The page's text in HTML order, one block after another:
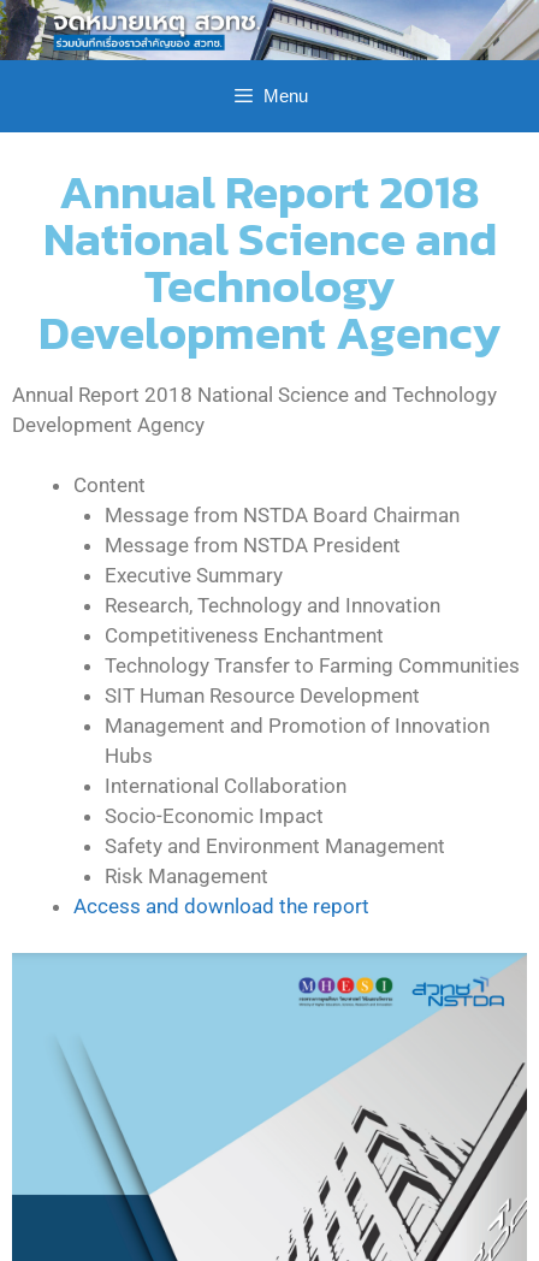
Menu
Annual Report 2018
National Science and
Technology
Development Agency
Annual Report 2018 National Science and Technology
Development Agency
Content
Message from NSTDA Board Chairman
Message from NSTDA President
Executive Summary
Research, Technology and Innovation
Competitiveness Enchantment
Technology Transfer to Farming Communities
SIT Human Resource Development
Management and Promotion of Innovation
Hubs
International Collaboration
Socio-Economic Impact
Safety and Environment Management
Risk Management
Access and download the report